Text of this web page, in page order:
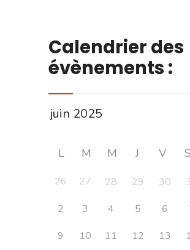
Calendrier des
évènements :
L M M J V S
26 27 28 29 30
2
3 4 5 6
9
10 11 12 13